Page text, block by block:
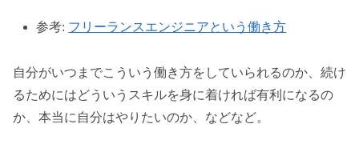
参考: フリーランスエンジニアという働き方
自分がいつまでこういう働き方をしていられるのか、続け
るためにはどういうスキルを身に着ければ有利になるの
か、本当に自分はやりたいのか、などなど。